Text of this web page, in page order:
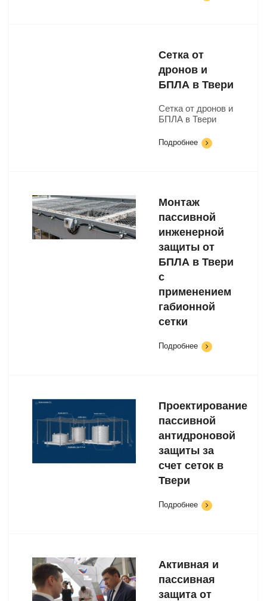
Сетка от
дронов и
БПЛА в Твери
Сетка от дронов и
БПЛА в Твери
Подробнее
Монтаж
пассивной
инженерной
защиты от
БПЛА в Твери
с
применением
габионной
сетки
Подробнее
Проектирование
пассивной
антидроновой
защиты за
счет сеток в
Твери
Подробнее
Активная и
пассивная
защита от